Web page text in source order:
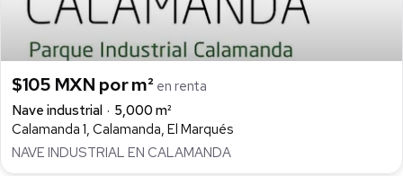
$105 MXN por m² en renta
Nave industrial
5,000 m²
Calamanda 1, Calamanda, El Marqués
NAVE INDUSTRIAL EN CALAMANDA